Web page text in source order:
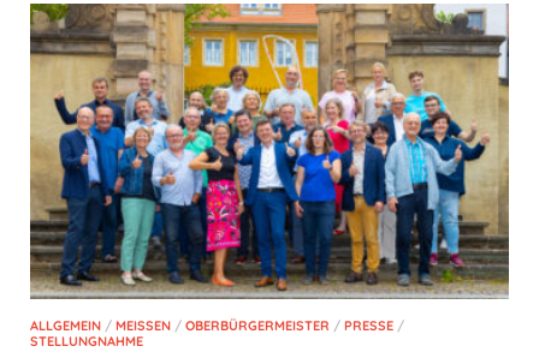
ALLGEMEIN / MEISSEN / OBERBÜRGERMEISTER / PRESSE /
STELLUNGNAHME